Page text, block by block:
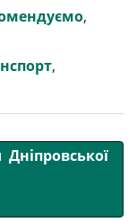
l
,
,
Дніпровської